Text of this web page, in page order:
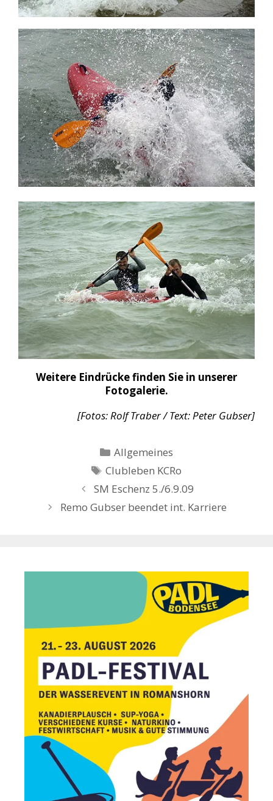
Weitere Eindrücke finden Sie in unserer
Fotogalerie.
[Fotos: Rolf Traber / Text: Peter Gubser]
Kategorien
Allgemeines
Schlagwörter
Clubleben KCRo
SM Eschenz 5./6.9.09
Remo Gubser beendet int. Karriere